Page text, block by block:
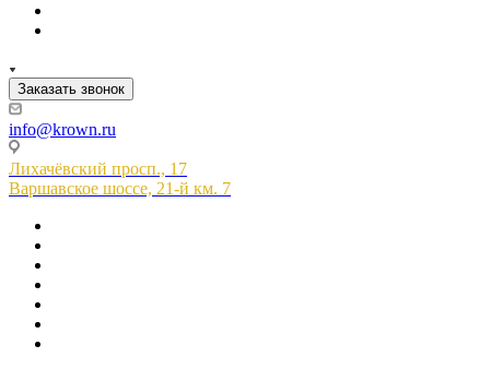
Заказать звонок
info@krown.ru
Лихачёвский просп., 17
Варшавское шоссе, 21-й км. 7